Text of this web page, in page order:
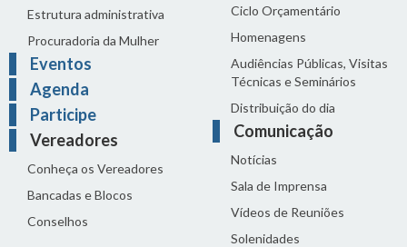
Estrutura administrativa
Procuradoria da Mulher
Eventos
Agenda
Participe
Vereadores
Conheça os Vereadores
Bancadas e Blocos
Conselhos
Ciclo Orçamentário
Homenagens
Audiências Públicas, Visitas
Técnicas e Seminários
Distribuição do dia
Comunicação
Notícias
Sala de Imprensa
Vídeos de Reuniões
Solenidades